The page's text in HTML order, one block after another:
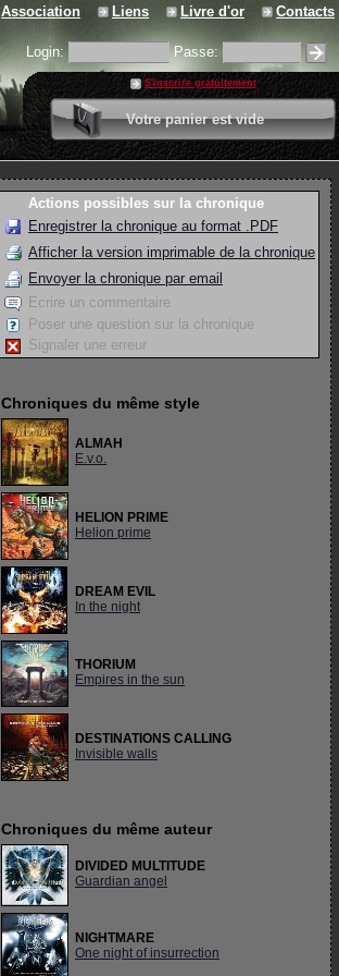
Association Liens Livre d'or Contacts
Login: Passe:
S'inscrire gratuitement
Votre panier est vide
0 article
Valider votre panier
Actions possibles sur la chronique
Enregistrer la chronique au format .PDF
Afficher la version imprimable de la chronique
Envoyer la chronique par email
Ecrire un commentaire
Poser une question sur la chronique
Signaler une erreur
Chroniques du même style
ALMAH
E.v.o.
HELION PRIME
Helion prime
DREAM EVIL
In the night
THORIUM
Empires in the sun
DESTINATIONS CALLING
Invisible walls
Chroniques du même auteur
DIVIDED MULTITUDE
Guardian angel
NIGHTMARE
One night of insurrection